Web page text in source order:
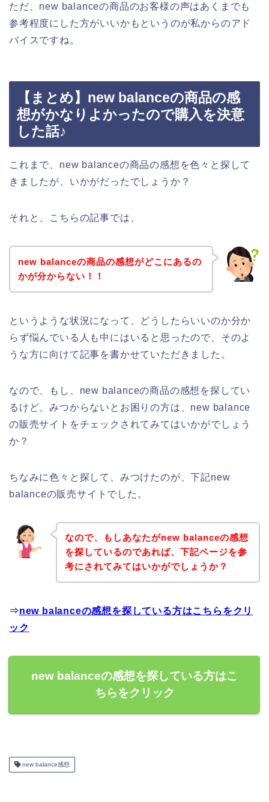
ただ、new balanceの商品のお客様の声はあくまでも
参考程度にした方がいいかもというのが私からのアド
バイスですね。
【まとめ】new balanceの商品の感
想がかなりよかったので購入を決意
した話♪
これまで、new balanceの商品の感想を色々と探して
きましたが、いかがだったでしょうか？
それと、こちらの記事では、
new balanceの商品の感想がどこにあるの
かが分からない！！
というような状況になって、どうしたらいいのか分か
らず悩んでいる人も中にはいると思ったので、そのよ
うな方に向けて記事を書かせていただきました。
なので、もし、new balanceの商品の感想を探してい
るけど、みつからないとお困りの方は、new balance
の販売サイトをチェックされてみてはいかがでしょう
か？
ちなみに色々と探して、みつけたのが、下記new
balanceの販売サイトでした。
なので、もしあなたがnew balanceの感想
を探しているのであれば、下記ページを参
考にされてみてはいかがでしょうか？
⇒new balanceの感想を探している方はこちらをクリ
ック
new balanceの感想を探している方はこ
ちらをクリック
new balance感想